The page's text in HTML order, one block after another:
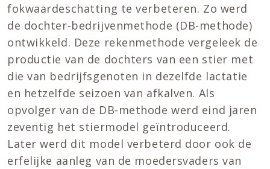
fokwaardeschatting te verbeteren. Zo werd
de dochter-bedrijvenmethode (DB-methode)
ontwikkeld. Deze rekenmethode vergeleek de
productie van de dochters van een stier met
die van bedrijfsgenoten in dezelfde lactatie
en hetzelfde seizoen van afkalven. Als
opvolger van de DB-methode werd eind jaren
zeventig het stiermodel geïntroduceerd.
Later werd dit model verbeterd door ook de
erfelijke aanleg van de moedersvaders van